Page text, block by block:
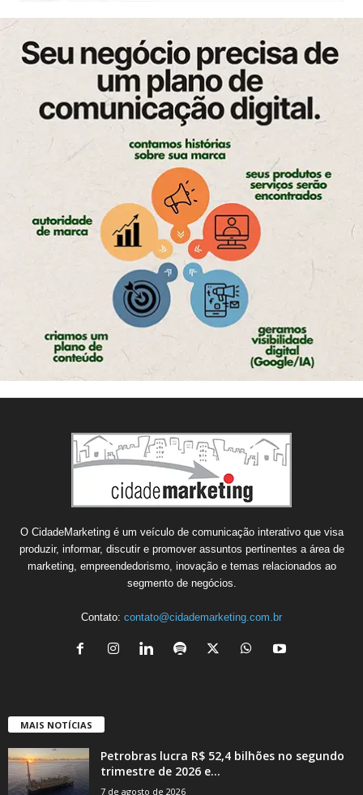
O CidadeMarketing é um veículo de comunicação interativo que visa
produzir, informar, discutir e promover assuntos pertinentes a área de
marketing, empreendedorismo, inovação e temas relacionados ao
segmento de negócios.
Contato: contato@cidademarketing.com.br
MAIS NOTÍCIAS
Petrobras lucra R$ 52,4 bilhões no segundo
trimestre de 2026 e...
7 de agosto de 2026